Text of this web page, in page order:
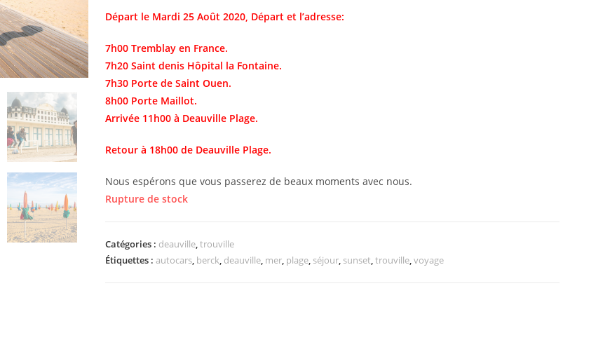
Départ le Mardi 25 Août 2020, Départ et l’adresse:
7h00 Tremblay en France.
7h20 Saint denis Hôpital la Fontaine.
7h30 Porte de Saint Ouen.
8h00 Porte Maillot.
Arrivée 11h00 à Deauville Plage.
Retour à 18h00 de Deauville Plage.
Nous espérons que vous passerez de beaux moments avec nous.
Rupture de stock
Catégories : deauville,trouville
Étiquettes : autocars, berck, deauville, mer, plage, séjour, sunset,trouville,voyage